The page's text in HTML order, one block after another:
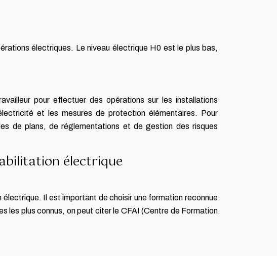
électriques. Le niveau électrique H0 est le plus bas,
pour effectuer des opérations sur les installations
et les mesures de protection élémentaires. Pour
de plans, de réglementations et de gestion des risques
électrique
Il est important de choisir une formation reconnue
les plus connus, on peut citer le CFAI (Centre de Formation